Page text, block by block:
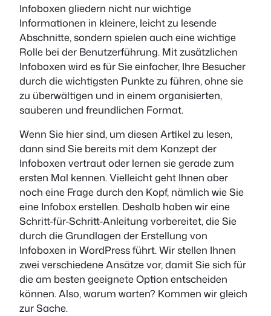
Infoboxen gliedern nicht nur wichtige
Informationen in kleinere, leicht zu lesende
Abschnitte, sondern spielen auch eine wichtige
Rolle bei der Benutzerführung. Mit zusätzlichen
Infoboxen wird es für Sie einfacher, Ihre Besucher
durch die wichtigsten Punkte zu führen, ohne sie
zu überwältigen und in einem organisierten,
sauberen und freundlichen Format.
Wenn Sie hier sind, um diesen Artikel zu lesen,
dann sind Sie bereits mit dem Konzept der
Infoboxen vertraut oder lernen sie gerade zum
ersten Mal kennen. Vielleicht geht Ihnen aber
noch eine Frage durch den Kopf, nämlich wie Sie
eine Infobox erstellen. Deshalb haben wir eine
Schritt-für-Schritt-Anleitung vorbereitet, die Sie
durch die Grundlagen der Erstellung von
Infoboxen in WordPress führt. Wir stellen Ihnen
zwei verschiedene Ansätze vor, damit Sie sich für
die am besten geeignete Option entscheiden
können. Also, warum warten? Kommen wir gleich
zur Sache.